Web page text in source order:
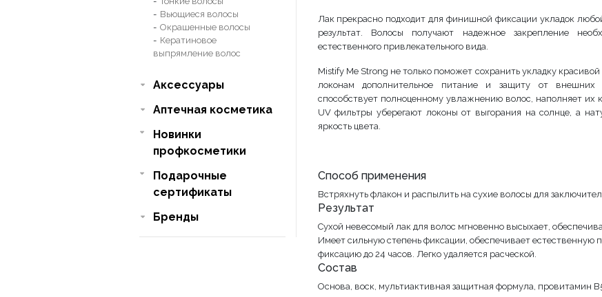
Вьющиеся волосы
Окрашенные волосы
Кератиновое
выпрямление волос
Аксессуары
Аптечная косметика
Новинки
профкосметики
Подарочные
сертификаты
Бренды
Лак прекрасно подходит для финишной фиксации укладок
результат. Волосы получают надежное закрепление
естественного привлекательного вида.
Mistify Me Strong не только поможет сохранить укладку
локонам дополнительное питание и защиту от внешних
способствует полноценному увлажнению волос, наполняет их
UV фильтры уберегают локоны от выгорания на солнце, а
яркость цвета.
Способ применения
Встряхнуть флакон и распылить на сухие волосы для
Результат
Сухой невесомый лак для волос мгновенно высыхает,
Имеет сильную степень фиксации, обеспечивает естественную
фиксацию до 24 часов. Легко удаляется расческой.
Состав
Основа, воск, мультиактивная защитная формула, провитамин